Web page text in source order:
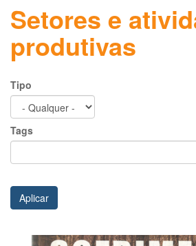
Setores e
produtivas
Tipo
Tags
Aplicar